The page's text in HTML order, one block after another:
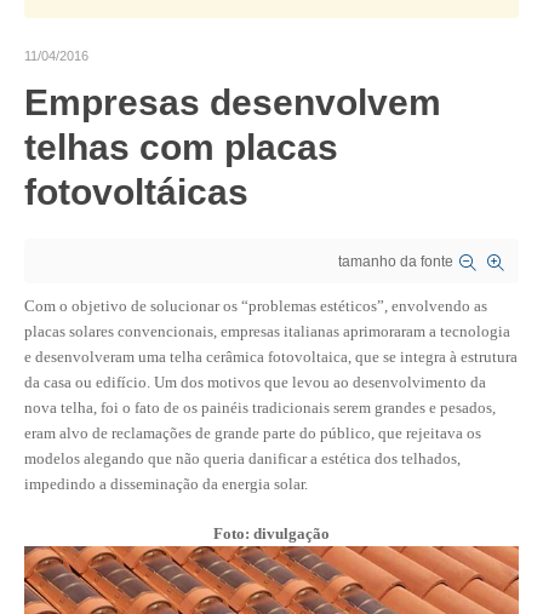
ORGANOGRAMA
CRESCE BRASIL
CONSELHO TECNOLÓGICO
HISTÓRICO E ATUAÇÃO
CONSELHOS ASSESSORES
PERSONALIDADES DA TECNOLOGIA
TRANSPARÊNCIA
JURÍDICO
CONSULTORIA
ACORDOS, CONVENÇÕES E DISSÍDIOS
11/04/2016
Empresas desenvolvem
telhas com placas
fotovoltáicas
tamanho da fonte
Com o objetivo de solucionar os “problemas estéticos”, envolvendo as
placas solares convencionais, empresas italianas aprimoraram a tecnologia
e desenvolveram uma telha cerâmica fotovoltaica, que se integra à estrutura
da casa ou edifício. Um dos motivos que levou ao desenvolvimento da
nova telha, foi o fato de os painéis tradicionais serem grandes e pesados,
eram alvo de reclamações de grande parte do público, que rejeitava os
modelos alegando que não queria danificar a estética dos telhados,
impedindo a disseminação da energia solar.
Foto: divulgação